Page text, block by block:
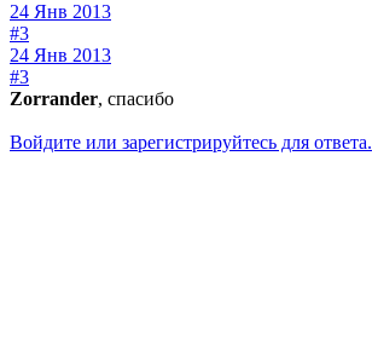
24 Янв 2013
#3
24 Янв 2013
#3
Zorrander, спасибо
Войдите или зарегистрируйтесь для ответа.